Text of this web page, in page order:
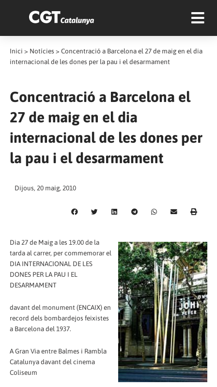
Inici > Notícies > Concentració a Barcelona el 27 de maig en el dia
internacional de les dones per la pau i el desarmament
Concentració a Barcelona el
27 de maig en el dia
internacional de les dones per
la pau i el desarmament
Dijous, 20 maig, 2010
Dia 27 de Maig a les 19.00 de la
tarda al carrer, per commemorar el
DIA INTERNACIONAL DE LES
DONES PER LA PAU I EL
DESARMAMENT
davant del monument (ENCAIX) en
record dels bombardejos feixistes
a Barcelona del 1937.
A Gran Via entre Balmes i Rambla
Catalunya davant del cinema
Coliseum